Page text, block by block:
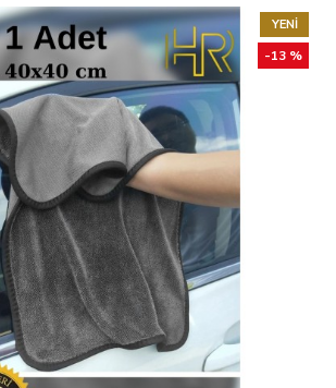
YENI
-13 %